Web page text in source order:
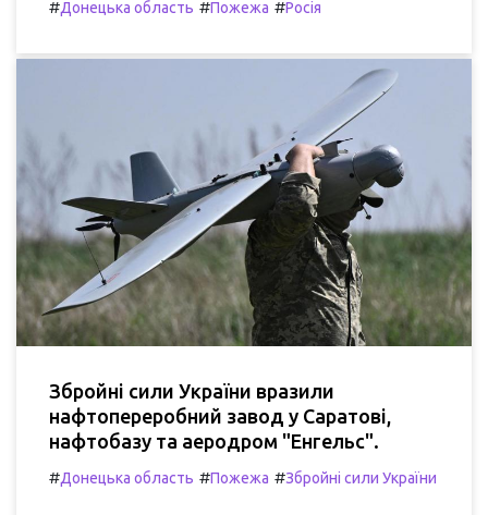
#Донецька область #Пожежа #Росія
Збройні сили України вразили
нафтопереробний завод у Саратові,
нафтобазу та аеродром "Енгельс".
#Донецька область #Пожежа #Збройні сили України